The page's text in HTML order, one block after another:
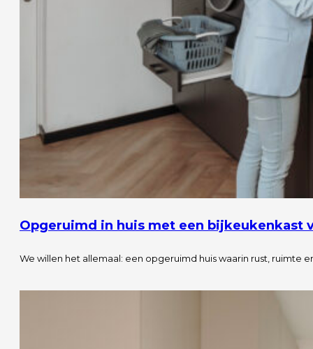
Opgeruimd in huis met een bijkeukenkast
We willen het allemaal: een opgeruimd huis waarin rust, ruimte